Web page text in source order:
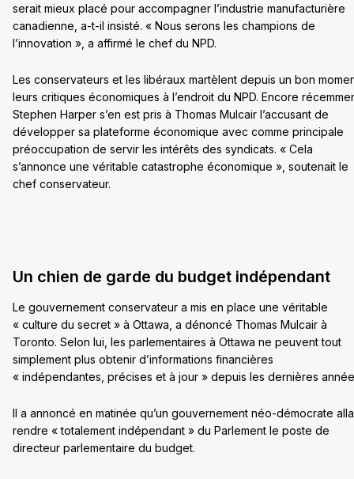
serait mieux placé pour accompagner l’industrie manufacturière
canadienne, a-t-il insisté. « Nous serons les champions de
l’innovation », a affirmé le chef du NPD.
Les conservateurs et les libéraux martèlent depuis un bon
leurs critiques économiques à l’endroit du NPD. Encore
Stephen Harper s’en est pris à Thomas Mulcair l’accusant de
développer sa plateforme économique avec comme principale
préoccupation de servir les intérêts des syndicats. « Cela
s’annonce une véritable catastrophe économique », soutenait le
chef conservateur.
Un chien de garde du budget indépendant
Le gouvernement conservateur a mis en place une véritable
« culture du secret » à Ottawa, a dénoncé Thomas Mulcair à
Toronto. Selon lui, les parlementaires à Ottawa ne peuvent tout
simplement plus obtenir d’informations financières
« indépendantes, précises et à jour » depuis les dernières
Il a annoncé en matinée qu’un gouvernement néo-démocrate
rendre « totalement indépendant » du Parlement le poste de
directeur parlementaire du budget.